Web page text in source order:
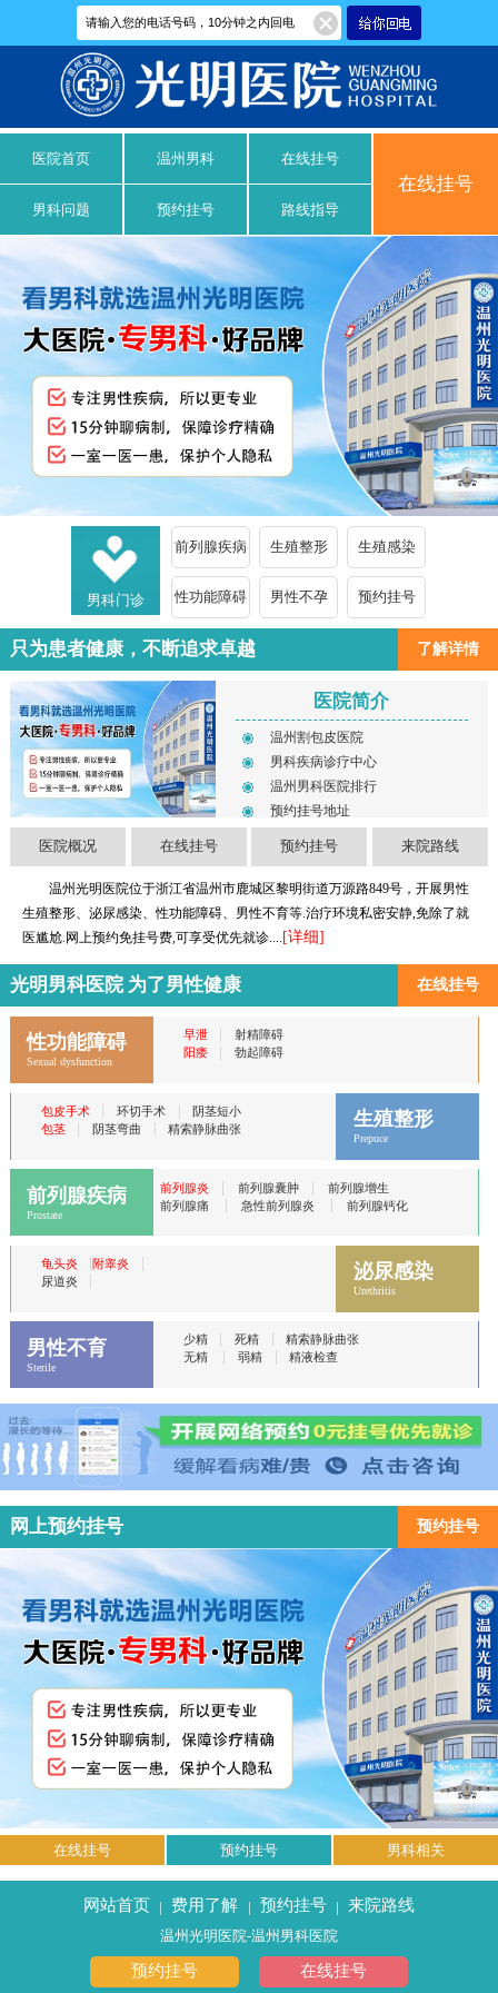
医院首页 温州男科 在线挂号
男科问题 预约挂号 路线指导
在线挂号
男科门诊
前列腺疾病 生殖整形 生殖感染
性功能障碍 男性不孕 预约挂号
只为患者健康，不断追求卓越 了解详情
医院简介
温州割包皮医院
男科疾病诊疗中心
温州男科医院排行
预约挂号地址
医院概况 在线挂号 预约挂号 来院路线
温州光明医院位于浙江省温州市鹿城区黎明街道万源路849号，开展男性
生殖整形、泌尿感染、性功能障碍、男性不育等.治疗环境私密安静,免除了就
医尴尬.网上预约免挂号费,可享受优先就诊.... [详细]
光明男科医院 为了男性健康 在线挂号
性功能障碍
Sexual dysfunction
早泄
射精障碍
阳痿
勃起障碍
包皮手术 | 环切手术 |
阴茎短小
包茎
| 阴茎弯曲 | 精索静脉曲张 生殖整形
Prepuce
前列腺疾病
Prostate
前列腺炎 前列腺囊肿
前列腺增生
前列腺痛
急性前列腺炎 前列腺钙化
龟头炎 |附睾炎
尿道炎 泌尿感染
Urethritis
男性不育
Sterile
少精 死精
精索静脉曲张
无精
弱精 精液检查
网上预约挂号 预约挂号
在线挂号 预约挂号 男科相关
网站首页 | 费用了解 | 预约挂号 | 来院路线
温州光明医院-温州男科医院
预约挂号 在线挂号